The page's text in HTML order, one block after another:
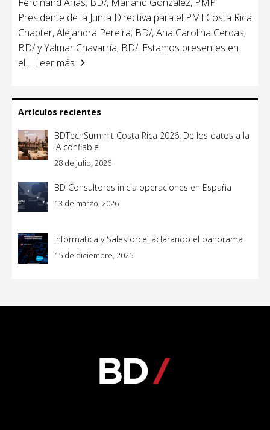
Presidente de la Junta Directiva para el PMI Costa Rica
Chapter, Alejandra Pereira; BD/, Ana Carolina Cerdas;
BD/ y Yalmar Chavarría; BD/. Estamos presentes en
el… Leer más
Artículos recientes
BDTechSummit Costa Rica 2026: De los datos a la
IA confiable
28 de julio, 2026
BD Consultores inicia operaciones en España
13 de marzo, 2026
Informatica y Salesforce: aclarando el panorama
15 de diciembre, 2025